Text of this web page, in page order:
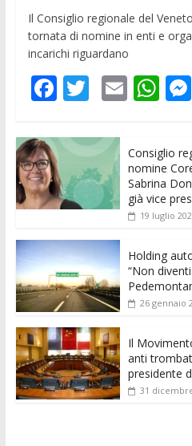
Il Consiglio regionale del
tornata di nomine in enti e
incarichi riguardano
F
e
b
o
o
k
T
itt
er
E
l
W
at
s
A
p
Consiglio
nomine
Sabrina
già vice
19 luglio
Holding
“Non
26 gennaio
Il
anti
presidente
31